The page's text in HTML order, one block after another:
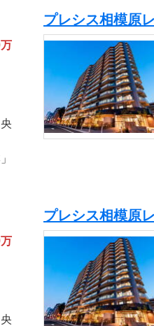
プレシス相模原
プレシス相模原